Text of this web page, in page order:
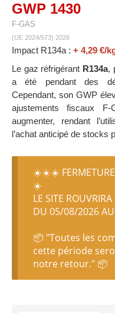
GWP 1430
F-GAS
(UE 2024/573) 2026
Impact R134a : + 4,29 €/
Le gaz réfrigérant R134a,
a été pendant des
Cependant, son GWP
ajustements fiscaux
augmenter, rendant
l’achat anticipé de stocks
☀️☀️☀️
☀️
LE SITE
DU 05/08/2026
📦 "Toutes les
cette période
notre retour." 📦